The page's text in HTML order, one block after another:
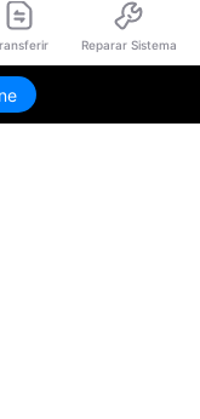
Reparar Sistema